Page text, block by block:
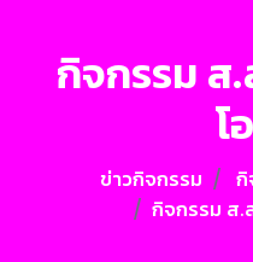
กิจกรรม ส
โ
ข่าวกิจกรรม
กิ
กิจกรรม ส.